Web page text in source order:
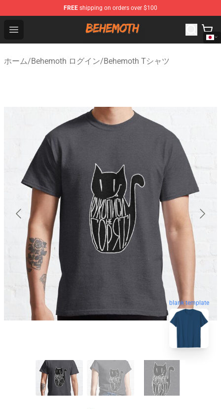
FREE shipping on orders over $100
Open menu
Behemoth Store - Official Behemoth Merchandise Shop
ホーム/Behemoth ログイン/Behemoth Tシャツ
blank template